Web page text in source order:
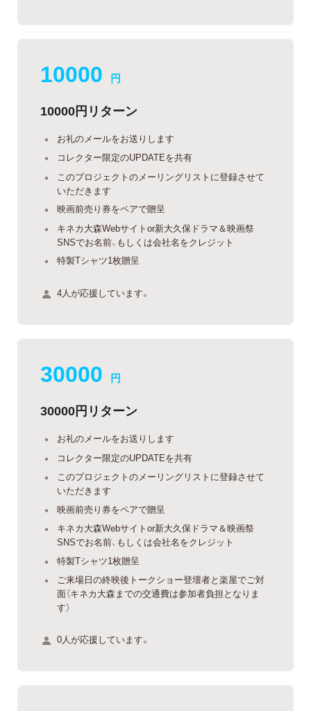
10000 円
10000円リターン
お礼のメールをお送りします
コレクター限定のUPDATEを共有
このプロジェクトのメーリングリストに登録させて
いただきます
映画前売り券をペアで贈呈
キネカ大森Webサイトor新大久保ドラマ＆映画祭
SNSでお名前、もしくは会社名をクレジット
特製Tシャツ1枚贈呈
4人が応援しています。
30000 円
30000円リターン
お礼のメールをお送りします
コレクター限定のUPDATEを共有
このプロジェクトのメーリングリストに登録させて
いただきます
映画前売り券をペアで贈呈
キネカ大森Webサイトor新大久保ドラマ＆映画祭
SNSでお名前、もしくは会社名をクレジット
特製Tシャツ1枚贈呈
ご来場日の終映後トークショー登壇者と楽屋でご対
面（キネカ大森までの交通費は参加者負担となりま
す）
0人が応援しています。